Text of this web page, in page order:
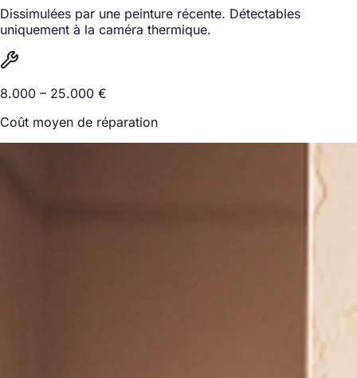
Dissimulées par une peinture récente. Détectables
uniquement à la caméra thermique.
8.000 – 25.000 €
Coût moyen de réparation